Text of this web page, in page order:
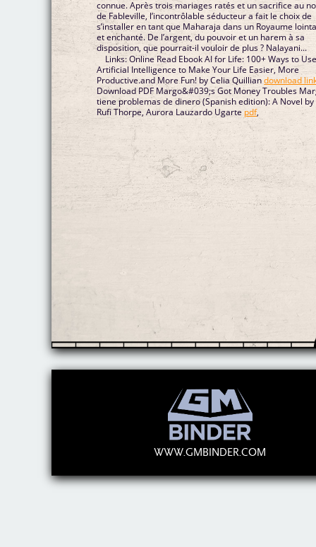
connue. Après trois mariages ratés et un sacrifice au
de Fableville, l’incontrôlable séducteur a fait le choix de
s’installer en tant que Maharaja dans un Royaume
et enchanté. De l’argent, du pouvoir et un harem à sa
disposition, que pourrait-il vouloir de plus ? Nalayani...
Links: Online Read Ebook AI for Life: 100+ Ways to
Artificial Intelligence to Make Your Life Easier, More
Productive.and More Fun! by Celia Quilliandownload
Download PDF Margo&#039;s Got Money Troubles Margo
tiene problemas de dinero (Spanish edition): A Novel by
Rufi Thorpe, Aurora Lauzardo Ugarte pdf,
WWW.GMBINDER.COM